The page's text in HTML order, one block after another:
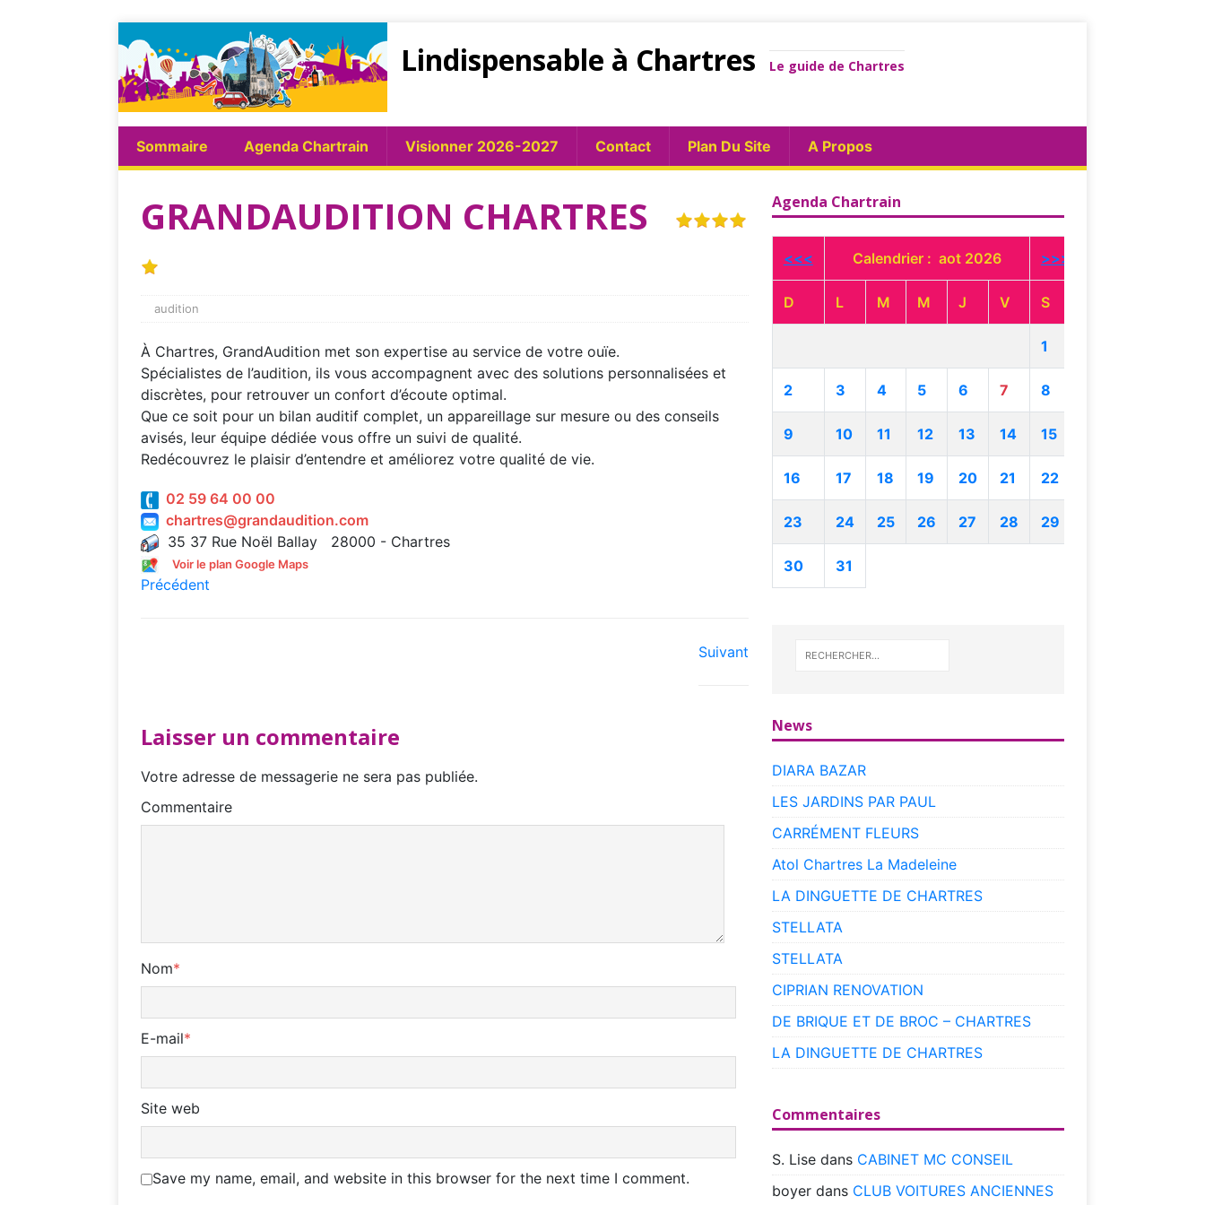
Lindispensable à Chartres Le guide de Chartres
Sommaire Agenda Chartrain Visionner 2026-2027 Contact Plan Du Site A Propos
GRANDAUDITION CHARTRES
audition
À Chartres, GrandAudition met son expertise au service de votre ouïe.
Spécialistes de l’audition, ils vous accompagnent avec des solutions personnalisées et
discrètes, pour retrouver un confort d’écoute optimal.
Que ce soit pour un bilan auditif complet, un appareillage sur mesure ou des conseils
avisés, leur équipe dédiée vous offre un suivi de qualité.
Redécouvrez le plaisir d’entendre et améliorez votre qualité de vie.
02 59 64 00 00
chartres@grandaudition.com
35 37 Rue Noël Ballay 28000 - Chartres
Voir le plan Google Maps
Précédent
Suivant
Laisser un commentaire
Votre adresse de messagerie ne sera pas publiée.
Commentaire
Nom*
E-mail*
Site web
Save my name, email, and website in this browser for the next time I comment.
Agenda Chartrain
<<< Calendrier : aot 2026 >>>
D L M M J V S
1
2 3 4 5 6 7 8
9 10 11 12 13 14 15
16 17 18 19 20 21 22
23 24 25 26 27 28 29
30 31
News
DIARA BAZAR
LES JARDINS PAR PAUL
CARRÉMENT FLEURS
Atol Chartres La Madeleine
LA DINGUETTE DE CHARTRES
STELLATA
STELLATA
CIPRIAN RENOVATION
DE BRIQUE ET DE BROC – CHARTRES
LA DINGUETTE DE CHARTRES
Commentaires
S. Lisedans CABINET MC CONSEIL
boyerdans CLUB VOITURES ANCIENNES